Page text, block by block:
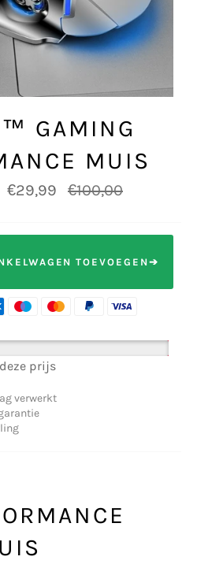
GAMING
MUIS
€29,99
Normale
prijs
€100,00
TOEVOEGEN➔
prijs
verwerkt